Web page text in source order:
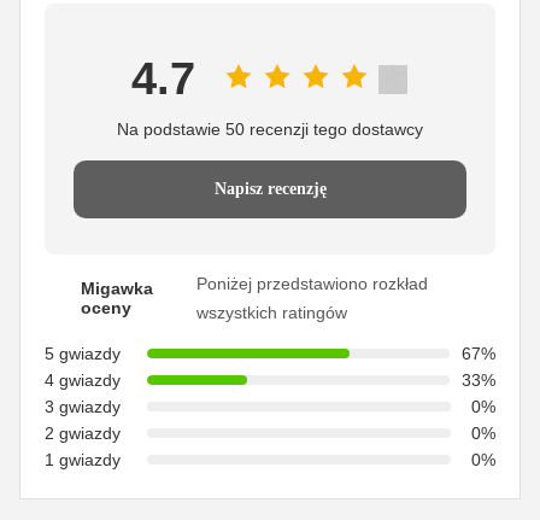
4.7
Na podstawie 50 recenzji tego dostawcy
Napisz recenzję
Migawka
oceny
Poniżej przedstawiono rozkład
wszystkich ratingów
5 gwiazdy
67%
4 gwiazdy
33%
3 gwiazdy
0%
2 gwiazdy
0%
1 gwiazdy
0%